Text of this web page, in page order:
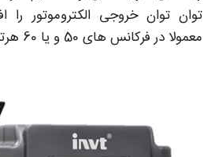
توان توان خروجی الکتروموتور را
معمولا در فرکانس های 50 و یا 60 هرتز راه اندازی می‌ شوند.